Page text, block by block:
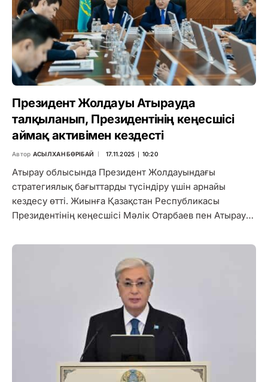
Президент Жолдауы Атырауда
талқыланып, Президентінің кеңесшісі
аймақ активімен кездесті
Автор АСЫЛХАН БӨРІБАЙ 17.11.2025 ∣ 10:20
Атырау облысында Президент Жолдауындағы
стратегиялық бағыттарды түсіндіру үшін арнайы
кездесу өтті. Жиынға Қазақстан Республикасы
Президентінің кеңесшісі Мәлік Отарбаев пен Атырау…